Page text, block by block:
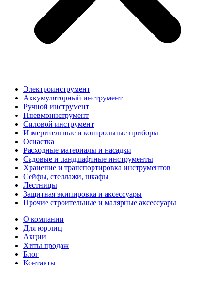
Электроинструмент
Аккумуляторный инструмент
Ручной инструмент
Пневмоинструмент
Силовой инструмент
Измерительные и контрольные приборы
Оснастка
Расходные материалы и насадки
Садовые и ландшафтные инструменты
Хранение и транспортировка инструментов
Сейфы, стеллажи, шкафы
Лестницы
Защитная экипировка и аксессуары
Прочие строительные и малярные аксессуары
О компании
Для юр.лиц
Акции
Хиты продаж
Блог
Контакты